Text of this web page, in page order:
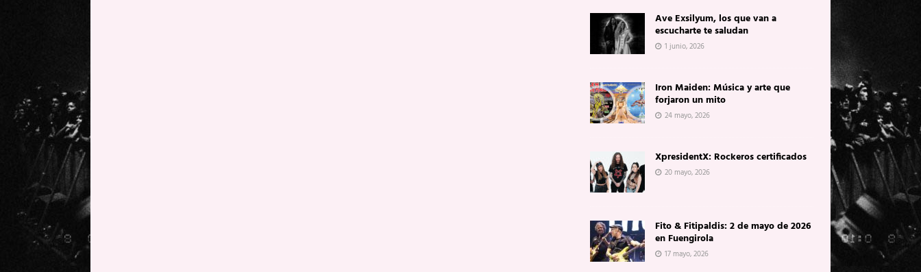
Ave Exsilyum, los que van a
escucharte te saludan
1 junio, 2026
Iron Maiden: Música y arte que
forjaron un mito
24 mayo, 2026
XpresidentX: Rockeros certificados
20 mayo, 2026
Fito & Fitipaldis: 2 de mayo de 2026
en Fuengirola
17 mayo, 2026